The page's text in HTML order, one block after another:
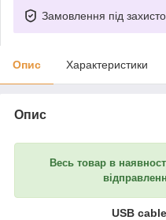
Замовлення під
Опис Характеристики
Опис
Весь товар в
USB